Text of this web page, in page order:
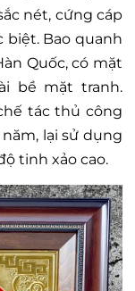
nét, cứng cáp
biệt. Bao quanh
Quốc, có mặt
bề mặt tranh.
tác thủ công
lại sử dụng
tinh xảo cao.